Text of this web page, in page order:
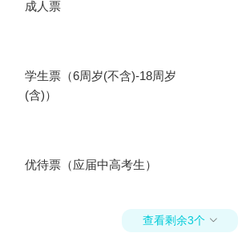
成人票
学生票（6周岁(不含)-18周岁
(含)）
优待票（应届中高考生）
查看剩余3个 